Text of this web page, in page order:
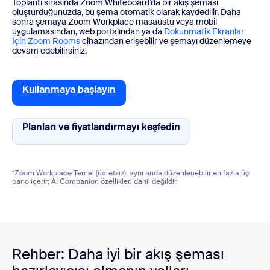
oluşturduğunuzda, bu şema otomatik olarak kaydedilir. Daha
sonra şemaya Zoom Workplace masaüstü veya mobil
uygulamasından, web portalından ya da Dokunmatik Ekranlar
İçin Zoom Roomscihazından erişebilir ve şemayı düzenlemeye
devam edebilirsiniz.
Kullanmaya başlayın Kullanmaya başlayın
Planları ve fiyatlandırmayı keşfedin Planları ve
*Zoom Workplace Temel (ücretsiz), aynı anda düzenlenebilir en fazla üç
pano içerir; AI Companion özellikleri dahil değildir.
Rehber: Daha iyi bir akış şeması